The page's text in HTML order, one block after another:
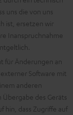
uns die von uns
ist, ersetzen wir
Inanspruchnahme
für Änderungen an
Software mit
anderen
des Geräts
hin, dass Zugriffe auf